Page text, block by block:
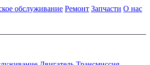
обслуживание Ремонт Запчасти О нас